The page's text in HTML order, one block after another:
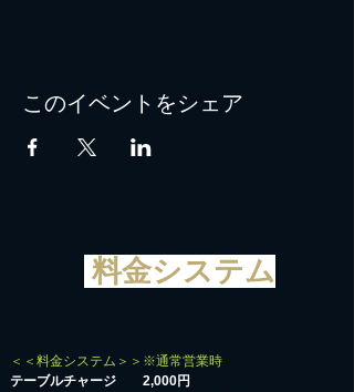
このイベントをシェア
料金システム
＜＜料金システム＞＞※通常営業時
テーブルチャージ 2,000円